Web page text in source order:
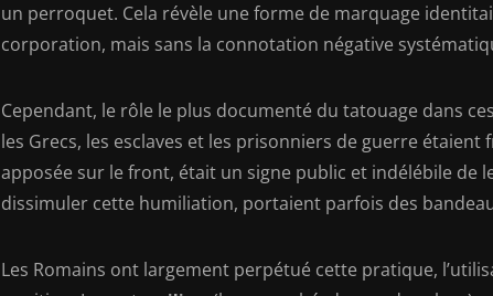
un perroquet. Cela révèle une forme de marquage
corporation, mais sans la connotation négative
Cependant, le rôle le plus documenté du tatouage dans
les Grecs, les esclaves et les prisonniers de guerre
apposée sur le front, était un signe public et indélébile de
dissimuler cette humiliation, portaient parfois des
Les Romains ont largement perpétué cette pratique,